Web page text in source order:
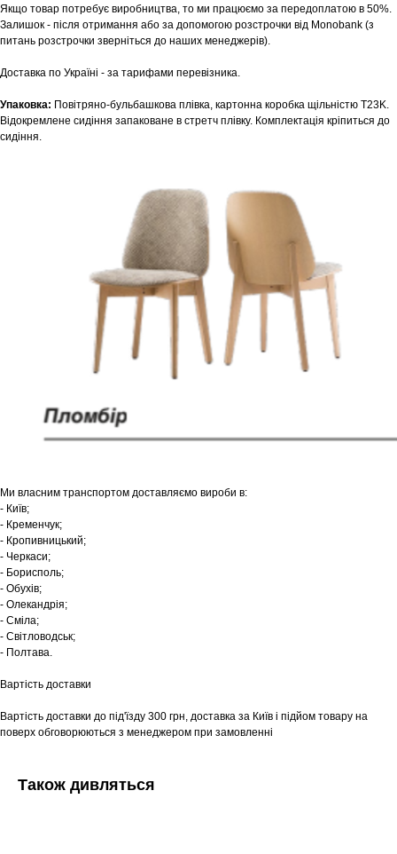
Якщо товар потребує виробництва, то ми працюємо за передоплатою в 50%.
Залишок - після отримання або за допомогою розстрочки від Monobank (з
питань розстрочки зверніться до наших менеджерів).
Доставка по Україні - за тарифами перевізника.
Упаковка: Повітряно-бульбашкова плівка, картонна коробка щільністю T23K.
Відокремлене сидіння запаковане в стретч плівку. Комплектація кріпиться до
сидіння.
Ми власним транспортом доставляємо вироби в:
- Київ;
- Кременчук;
- Кропивницький;
- Черкаси;
- Борисполь;
- Обухів;
- Олекандрія;
- Сміла;
- Світловодськ;
- Полтава.
Вартість доставки
Вартість доставки до під'їзду 300 грн, доставка за Київ і підйом товару на
поверх обговорюються з менеджером при замовленні
Також дивляться